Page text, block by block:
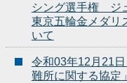
シング選手権 ジ
東京五輪金メダリ
いて
令和03年12月21
難所に関する協定